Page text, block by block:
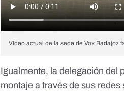
Vídeo actual de la sede de Vox Badajoz
Igualmente, la delegación del
montajea través de sus redes